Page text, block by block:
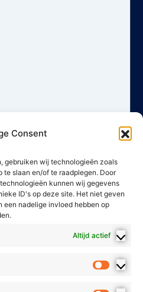
Consent
gebruiken wij technologieën zoals
slaan en/of te raadplegen. Door
kunnen wij gegevens
ID's op deze site. Het niet geven
nadelige invloed hebben op
Altijd actief